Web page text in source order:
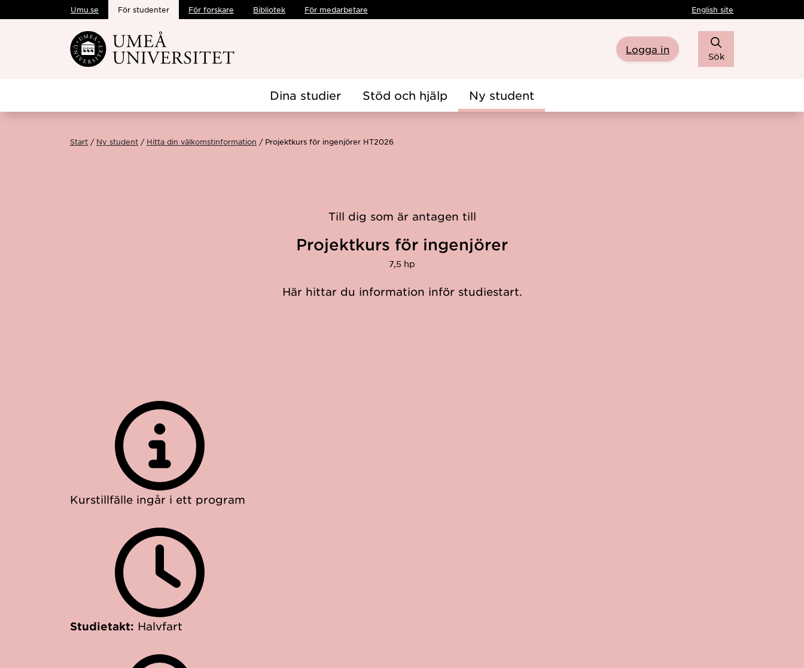
Hoppa direkt till innehållet
Umu.se För studenter För forskare Bibliotek För medarbetare English site
Logga in
Sök
Dina studier Stöd och hjälp Ny student
Start Ny student Hitta din välkomstinformation Projektkurs för ingenjörer HT2026
Till dig som är antagen till
Projektkurs för ingenjörer
7,5 hp
Här hittar du information inför studiestart.
Kurstillfälle ingår i ett program
Studietakt: Halvfart